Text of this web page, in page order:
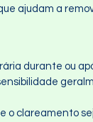
ajudam a
durante ou
o clareamento